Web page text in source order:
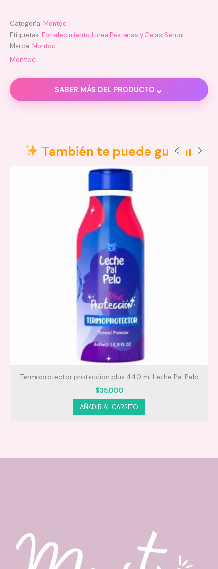
Categoría: Montoc
Etiquetas: Fortalecimiento, Linea Pestanas y Cejas, Serum
Marca: Montoc
Montoc
SABER MÁS DEL PRODUCTO ⌄
También te puede gustar
Termoprotector proteccion plus 440 ml Leche Pal Pelo
$35.000
AÑADIR AL CARRITO